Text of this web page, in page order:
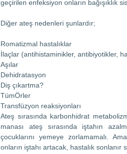
geçirilen enfeksiyon onların bağışıklık
Diğer ateş nedenleri şunlardır;
Romatizmal hastalıklar
İlaçlar (antihistaminikler, antibiyotikler,
Aşılar
Dehidratasyon
Diş çıkartma?
TümÖrler
Transfüzyon reaksiyonları
Ateş sırasında karbonhidrat
manası ateş sırasında iştahın
çocuklarını yemeye zorlamamalı.
onların iştahı artacak, hastalık sonlanır